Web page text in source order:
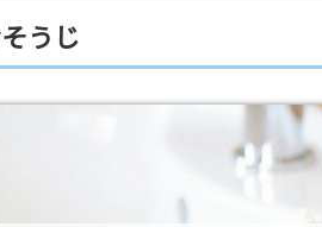
うじ